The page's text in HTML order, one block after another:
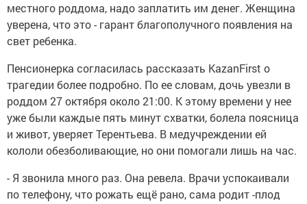
местного роддома, надо заплатить им денег. Женщина
уверена, что это - гарант благополучного появления на
свет ребенка.
Пенсионерка согласилась рассказать KazanFirst о
трагедии более подробно. По ее словам, дочь увезли в
роддом 27 октября около 21:00. К этому времени у нее
уже были каждые пять минут схватки, болела поясница
и живот, уверяет Терентьева. В медучреждении ей
кололи обезболивающие, но они помогали лишь на час.
- Я звонила много раз. Она ревела. Врачи успокаивали
по телефону, что рожать ещё рано, сама родит -плод